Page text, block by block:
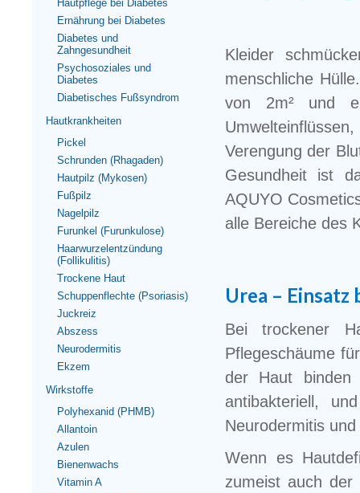
Hautpflege bei Diabetes
Ernährung bei Diabetes
Diabetes und
Zahngesundheit
Psychosoziales und
Diabetes
Diabetisches Fußsyndrom
Hautkrankheiten
Pickel
Schrunden (Rhagaden)
Hautpilz (Mykosen)
Fußpilz
Nagelpilz
Furunkel (Furunkulose)
Haarwurzelentzündung
(Follikulitis)
Trockene Haut
Schuppenflechte (Psoriasis)
Juckreiz
Abszess
Neurodermitis
Ekzem
Wirkstoffe
Polyhexanid (PHMB)
Allantoin
Azulen
Bienenwachs
Vitamin A
Kleider
menschliche
von 2m² und
Verengung der
Gesundheit ist
AQUYO
alle Bereiche des
Urea –
Bei trockener
Pflegeschäume
der Haut binden
antibakteriell,
Neurodermitis
Wenn es
zumeist auch der